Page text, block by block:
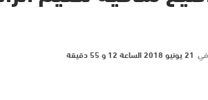
21 يونيو 2018 الساعة 12 و 55 دقيقة